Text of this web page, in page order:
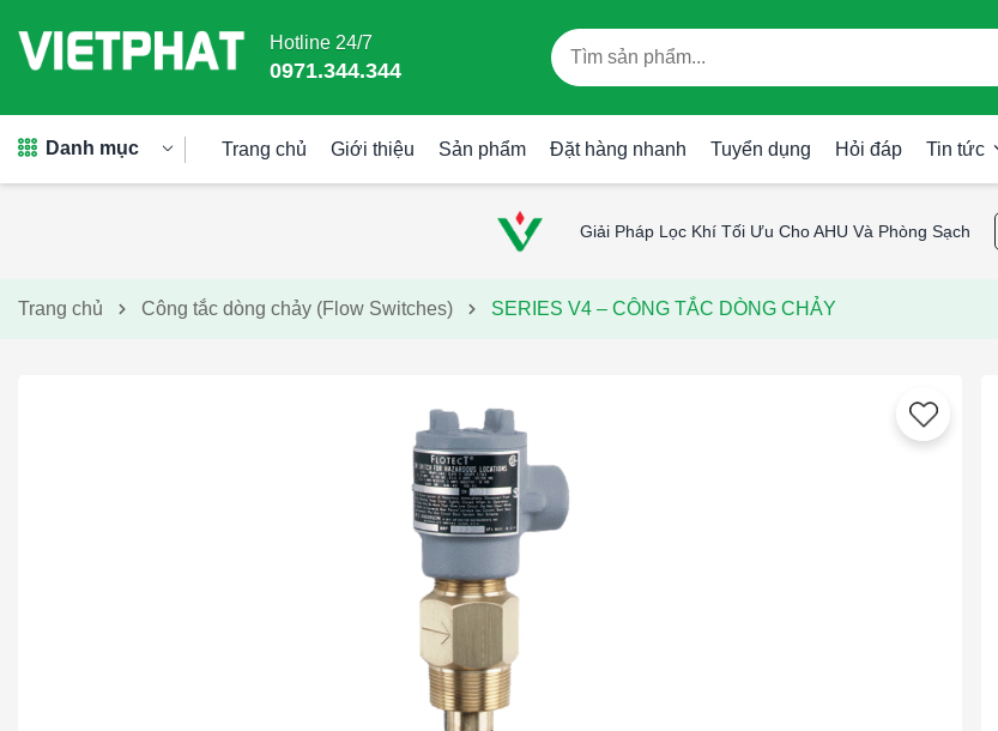
Hotline 24/7
0971.344.344
Danh mục Trang chủ Giới thiệu Sản phẩm Đặt hàng nhanh Tuyển dụng Hỏi đáp Tin tức
Giải Pháp Lọc Khí Tối Ưu Cho AHU Và Phòng Sạch
Trang chủ Công tắc dòng chảy (Flow Switches) SERIES V4 – CÔNG TẮC DÒNG CHẢY